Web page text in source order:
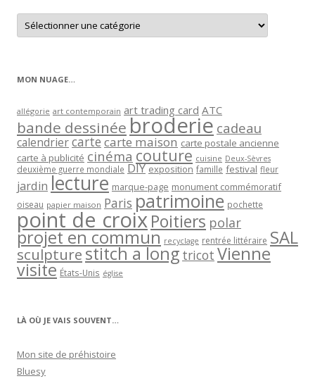
Retrouver
les
articles
MON NUAGE…
allégorie art contemporain art trading card ATC
bande dessinée broderie cadeau
calendriercartecarte maison carte postale ancienne
carte à publicité cinéma couture cuisine Deux-Sèvres
deuxième guerre mondiale DIY exposition famille festival fleur
jardin lecture marque-page monument commémoratif
oiseau papier maison Paris patrimoine pochette
point de croixPoitiers polar
projet en commun recyclage rentrée littéraire SAL
sculpturestitch a long tricot Vienne
visite États-Unis église
LÀ OÙ JE VAIS SOUVENT…
Mon site de préhistoire
Bluesy